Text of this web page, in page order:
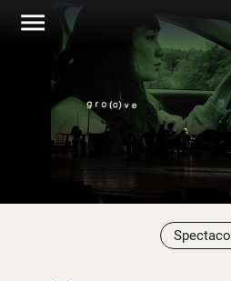
menu
Spectacol